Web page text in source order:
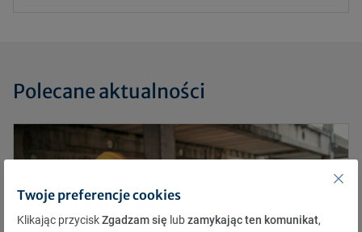
Polecane aktualności
Twoje preferencje cookies
Klikając przyciskZgadzam się lubzamykając ten komunikat,